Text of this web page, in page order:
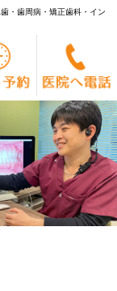
・歯周病・矯正歯科・イン